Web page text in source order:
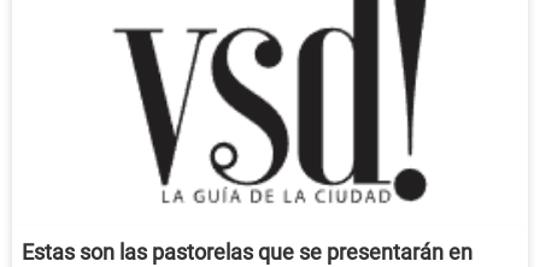
Estas son las pastorelas que se presentarán en